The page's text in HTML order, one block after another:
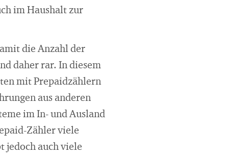
im Haushalt zur
die Anzahl der
daher rar. In diesem
mit Prepaidzählern
aus anderen
im In- und Ausland
Zähler viele
jedoch auch viele